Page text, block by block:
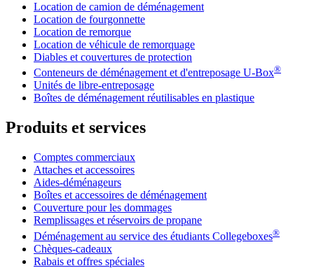
Location de camion de déménagement
Location de fourgonnette
Location de remorque
Location de véhicule de remorquage
Diables et couvertures de protection
Conteneurs de déménagement et d'entreposage U-Box®
Unités de libre-entreposage
Boîtes de déménagement réutilisables en plastique
Produits et services
Comptes commerciaux
Attaches et accessoires
Aides-déménageurs
Boîtes et accessoires de déménagement
Couverture pour les dommages
Remplissages et réservoirs de propane
Déménagement au service des étudiants Collegeboxes®
Chèques-cadeaux
Rabais et offres spéciales